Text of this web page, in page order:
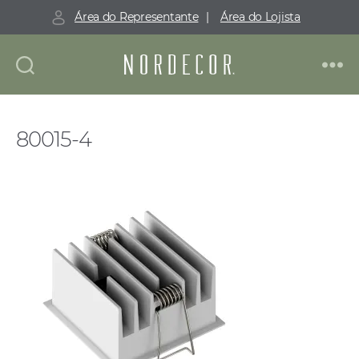
Área do Representante | Área do Lojista
Nordecor
80015-4